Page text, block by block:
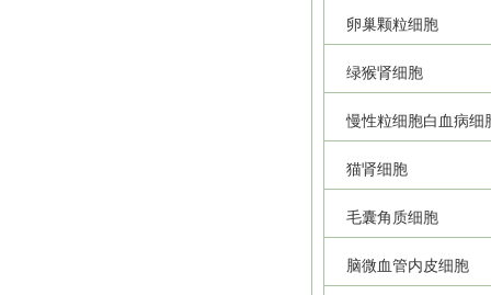
卵巢颗粒细胞
绿猴肾细胞
慢性粒细胞白血病细
猫肾细胞
毛囊角质细胞
脑微血管内皮细胞